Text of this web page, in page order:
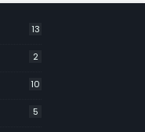
13
2
10
5